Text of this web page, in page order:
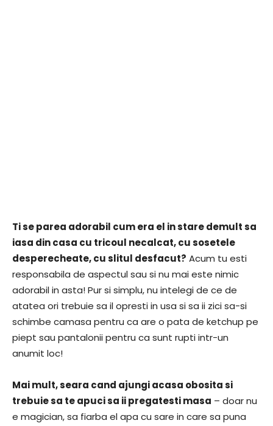
Ti se parea adorabil cum era el in stare demult sa
iasa din casa cu tricoul necalcat, cu sosetele
desperecheate, cu slitul desfacut? Acum tu esti
responsabila de aspectul sau si nu mai este nimic
adorabil in asta! Pur si simplu, nu intelegi de ce de
atatea ori trebuie sa il opresti in usa si sa ii zici sa-si
schimbe camasa pentru ca are o pata de ketchup pe
piept sau pantalonii pentru ca sunt rupti intr-un
anumit loc!
Mai mult, seara cand ajungi acasa obosita si
trebuie sa te apuci sa ii pregatesti masa – doar nu
e magician, sa fiarba el apa cu sare in care sa puna